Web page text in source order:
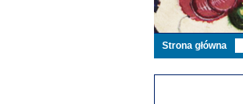
Strona główna